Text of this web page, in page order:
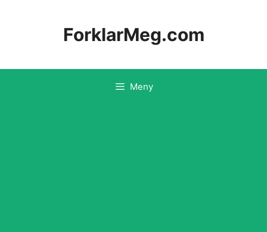
ForklarMeg.com
Meny